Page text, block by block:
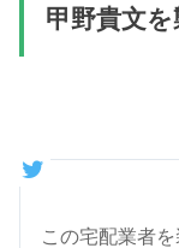
甲野貴文
この宅配業者